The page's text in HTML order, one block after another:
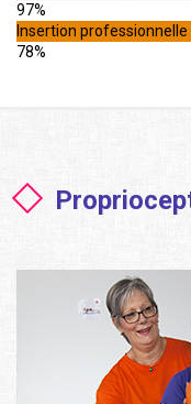
97%
Insertion professionnelle
78%